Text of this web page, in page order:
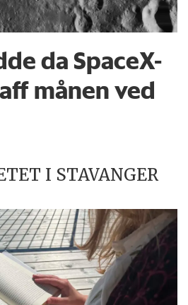
da SpaceX-
månen ved
I STAVANGER